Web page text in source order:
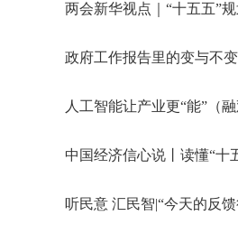
两会新华视点｜“十五五”
政府工作报告里的变与不变
人工智能让产业更“能”（融
中国经济信心说丨读懂“十
听民意 汇民智|“今天的反